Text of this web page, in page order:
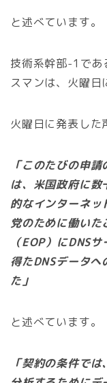
と述べています。
技術系幹部-1であ
スマンは、火曜日
火曜日に発表した
「このたびの申
は、米国政府に
的なインターネッ
党のために働いた
（EOP）にDNS
得たDNSデータ
た」
と述べています。
「契約の条件で